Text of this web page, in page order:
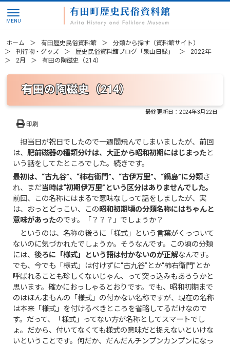
ホーム 有田歴史民俗資料館
分類から探す（資料館サイト）
刊行物・グッズ
歴史民俗資料館ブログ「泉山日録」
2022年
2月
有田の陶磁史（214）
有田の陶磁史（214）
最終更新日：2024年3月22日
印刷
担当日が祝日でしたので一週間飛んでしまいましたが、前回
は、肥前磁器の種類分けは、大正から昭和初期にはじまったと
いう話をしてたところでした。続きです。
最初は、“古九谷”、“柿右衛門”、“古伊万里”、“鍋島”に分類さ
れ、まだ当時は“初期伊万里”という区分はありませんでした。
前回、この名称にはまるで意味なしって話をしましたが、実
は、おっとどっこい、この昭和初期頃の分類名称にはちゃんと
意味があったのです。「？？？」でしょうか？
というのは、名称の後ろに「様式」という言葉がくっついて
ないのに気づかれたでしょうか。そうなんです。この頃の分類
には、後ろに「様式」という語は付かないのが正解なんです。
でも、今でも「様式」は付けずに“古九谷”とか“柿右衛門”とか
呼ばれることも珍しくないじゃん、って突っ込みもあろうかと
思います。確かにおっしゃるとおりです。でも、昭和初期まで
のはほんまもんの「様式」の付かない名称ですが、現在の名称
は本来「様式」を付けるべきところを省略してるだけなので
す。だって、「様式」ってない方が名称としてスマートでし
ょ。だから、付いてなくても様式の意味だと捉えないといけな
いということです。何だか、だんだんチンプンカンプンになっ